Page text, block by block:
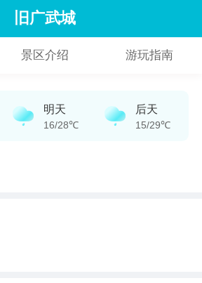
旧广武城
景区介绍 游玩指南
明天
16/28℃
后天
15/29℃